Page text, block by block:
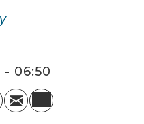
- 06:50